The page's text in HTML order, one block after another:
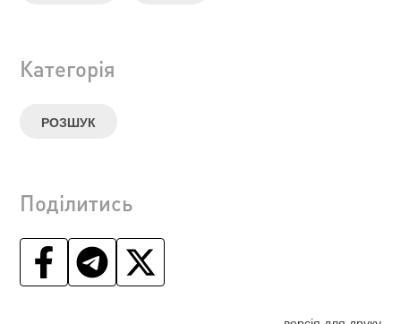
Категорія
РОЗШУК
Поділитись